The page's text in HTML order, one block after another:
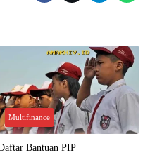
Multifinance
Bantuan PIP